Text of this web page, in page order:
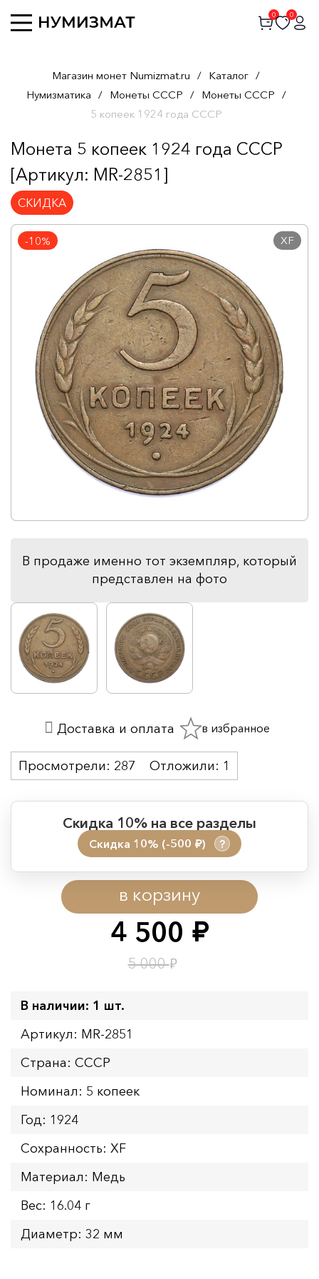
0 0
Магазин монет Numizmat.ru / Каталог /
Нумизматика / Монеты СССР / Монеты СССР /
5 копеек 1924 года СССР
Монета 5 копеек 1924 года СССР
[Артикул: MR-2851]
СКИДКА
-10% XF
В продаже именно тот экземпляр, который
представлен на фото
4 500 руб.
5 000₽
в корзину
Скидка 10% на все разделы
Скидка 10% (-500 руб.) ?
Период действия акции:
Начало:
08.08.2026 00:01
Окончание:
09.08.2026 23:59
Время до окончания:
Просмотрели: 287 Отложили: 1
Доставка и оплата в избранное
В наличии: 1 шт.
Артикул: MR-2851
Страна: СССР
Номинал: 5 копеек
Год: 1924
Сохранность: XF
Материал: Медь
Вес: 16.04 г
Диаметр: 32 мм